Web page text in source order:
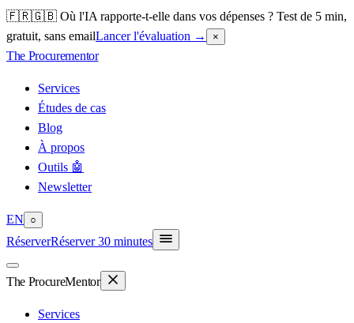
🇫🇷🇬🇧 Où l'IA rapporte-t-elle dans vos dépenses ? Test de 5 min,
gratuit, sans emailLancer l'évaluation → ×
The Procurementor
Services
Études de cas
Blog
À propos
Outils 🤖
Newsletter
EN ○
RéserverRéserver 30 minutes
The ProcureMentor
Services